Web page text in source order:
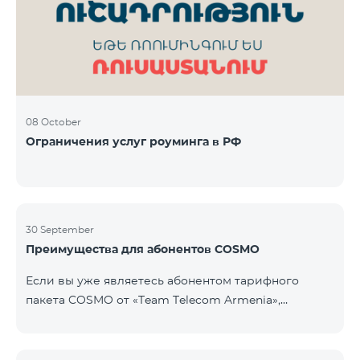
Фиксированная телефония: 180 минут на звонки
внутри фиксированной сети Team Телевизионная
08 October
Ограничения услуг роуминга в РФ
30 September
Преимущества для абонентов COSMO
Если вы уже являетесь абонентом тарифного
пакета COSMO от «Team Telecom Armenia»,